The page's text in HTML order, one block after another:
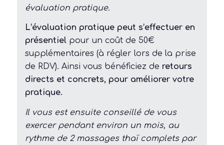
évaluation pratique.
L’évaluation pratique peut s’effectuer en
présentiel pour un coût de 50€
supplémentaires (à régler lors de la prise
de RDV). Ainsi vous bénéficiez de retours
directs et concrets, pour améliorer votre
pratique.
Il vous est ensuite conseillé de vous
exercer pendant environ un mois, au
rythme de 2 massages thaï complets par